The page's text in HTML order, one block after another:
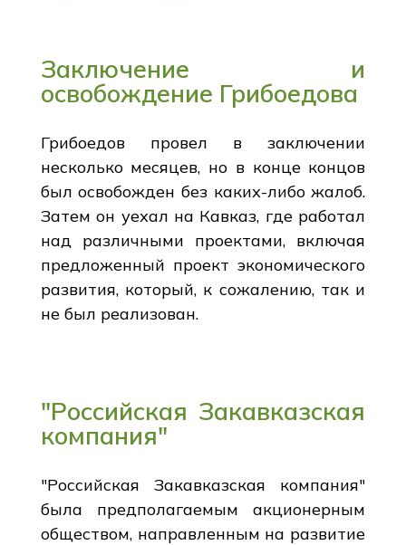
Заключение и
освобождение Грибоедова
Грибоедов провел в заключении
несколько месяцев, но в конце концов
был освобожден без каких-либо жалоб.
Затем он уехал на Кавказ, где работал
над различными проектами, включая
предложенный проект экономического
развития, который, к сожалению, так и
не был реализован.
"Российская Закавказская
компания"
"Российская Закавказская компания"
была предполагаемым акционерным
обществом, направленным на развитие